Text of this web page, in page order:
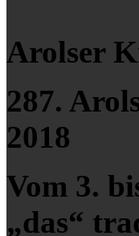
Arolser
287.
2018
Vom 3.
„das“